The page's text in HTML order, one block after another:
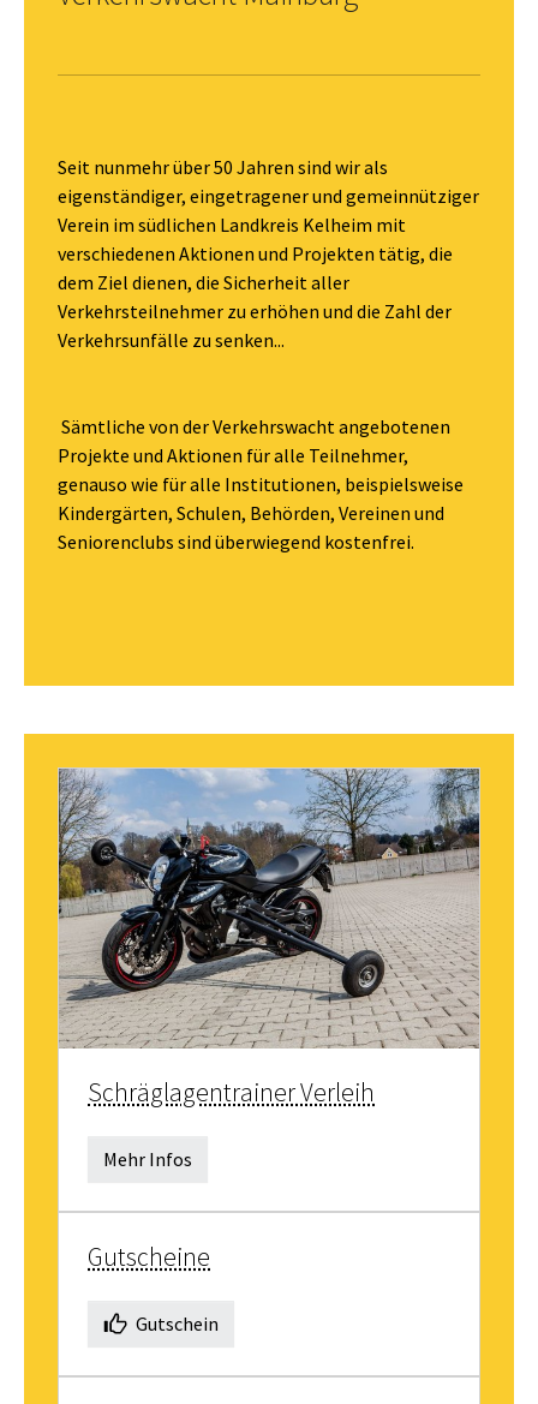
Seit nunmehr über 50 Jahren sind wir als
eigenständiger, eingetragener und gemeinnütziger
Verein im südlichen Landkreis Kelheim mit
verschiedenen Aktionen und Projekten tätig, die
dem Ziel dienen, die Sicherheit aller
Verkehrsteilnehmer zu erhöhen und die Zahl der
Verkehrsunfälle zu senken...
Sämtliche von der Verkehrswacht angebotenen
Projekte und Aktionen für alle Teilnehmer,
genauso wie für alle Institutionen, beispielsweise
Kindergärten, Schulen, Behörden, Vereinen und
Seniorenclubs sind überwiegend kostenfrei.
Schräglagentrainer Verleih
Mehr Infos
Gutscheine
Gutschein